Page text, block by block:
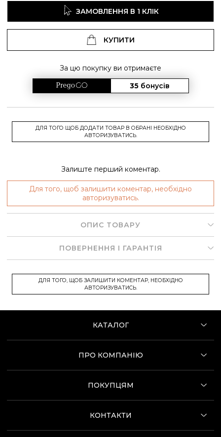
ЗАМОВЛЕННЯ В 1 КЛІК
КУПИТИ
За цю покупку ви отримаєте
35 бонусів
ДЛЯ ТОГО ЩОБ ДОДАТИ ТОВАР В ОБРАНІ НЕОБХІДНО
АВТОРИЗУВАТИСЬ.
Залиште перший коментар.
Для того, щоб залишити коментар, необхідно
авторизуватись.
ОПИС ТОВАРУ
ПОВЕРНЕННЯ І ГАРАНТІЯ
ДЛЯ ТОГО, ЩОБ ЗАЛИШИТИ КОМЕНТАР, НЕОБХІДНО
АВТОРИЗУВАТИСЬ.
КАТАЛОГ
ПРО КОМПАНІЮ
ПОКУПЦЯМ
КОНТАКТИ